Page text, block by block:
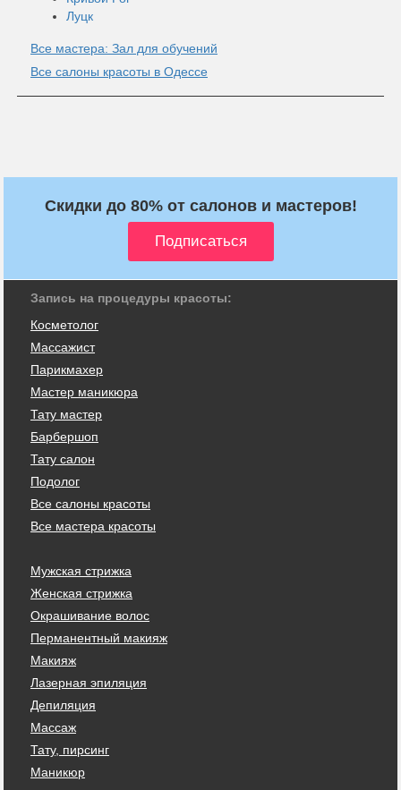
Луцк
Все мастера: Зал для обучений
Все салоны красоты в Одессе
Скидки до 80% от салонов и мастеров!
Запись на процедуры красоты:
Косметолог
Массажист
Парикмахер
Мастер маникюра
Тату мастер
Барбершоп
Тату салон
Подолог
Все салоны красоты
Все мастера красоты
Мужская стрижка
Женская стрижка
Окрашивание волос
Перманентный макияж
Макияж
Лазерная эпиляция
Депиляция
Массаж
Тату, пирсинг
Маникюр